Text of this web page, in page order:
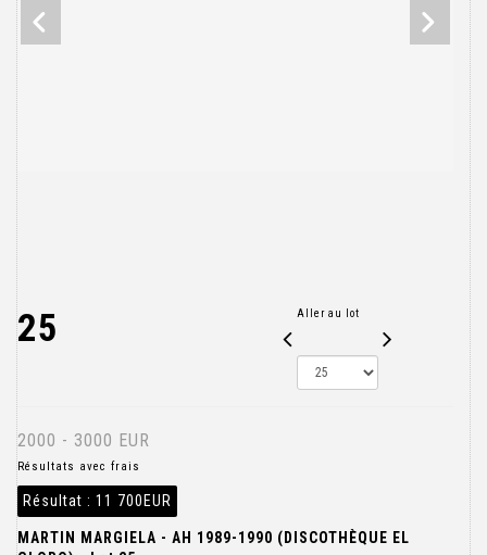
25 Aller au lot
2000 - 3000 EUR
Résultats avec frais
Résultat : 11 700EUR
MARTIN MARGIELA - AH 1989-1990 (DISCOTHÈQUE EL